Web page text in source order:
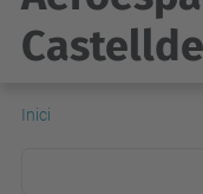
Inici